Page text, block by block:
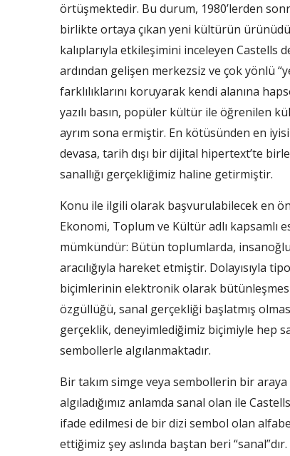
örtüşmektedir. Bu durum, 1980’lerden
birlikte ortaya çıkan yeni kültürün
kalıplarıyla etkileşimini inceleyen Castells
ardından gelişen merkezsiz ve çok yönlü
farklılıklarını koruyarak kendi alanına
yazılı basın, popüler kültür ile öğrenilen
ayrım sona ermiştir. En kötüsünden en
devasa, tarih dışı bir dijital hipertext’te
sanallığı gerçekliğimiz haline getirmiştir.
Konu ile ilgili olarak başvurulabilecek en
Ekonomi, Toplum ve Kültür adlı
mümkündür: Bütün toplumlarda,
aracılığıyla hareket etmiştir. Dolayısıyla
biçimlerinin elektronik olarak
özgüllüğü, sanal gerçekliği başlatmış
gerçeklik, deneyimlediğimiz biçimiyle hep
sembollerle algılanmaktadır.
Bir takım simge veya sembollerin bir
algıladığımız anlamda sanal olan ile
ifade edilmesi de bir dizi sembol olan
ettiğimiz şey aslında baştan beri